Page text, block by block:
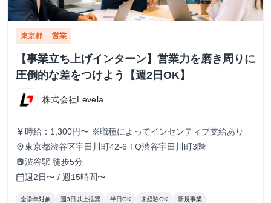
東京都 営業
【事業立ち上げインターン】営業力を磨き周りに
圧倒的な差をつけよう【週2日OK】
株式会社Levela
currency_yen 時給：1,300円〜 ※職種によってインセンティブ支給あり
place東京都渋谷区宇田川町42-6 TQ渋谷宇田川町3階
train渋谷駅 徒歩5分
calendar_today週2日〜 / 週15時間〜
全学年対象 週3日以上推奨 半日OK 未経験OK 新規事業